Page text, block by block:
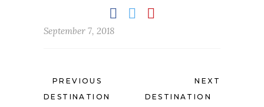
September 7, 2018
PREVIOUS
DESTINATION
NEXT
DESTINATION